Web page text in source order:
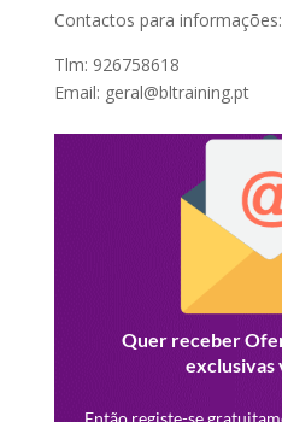
Contactos para informações:
Tlm: 926758618
Email: geral@bltraining.pt